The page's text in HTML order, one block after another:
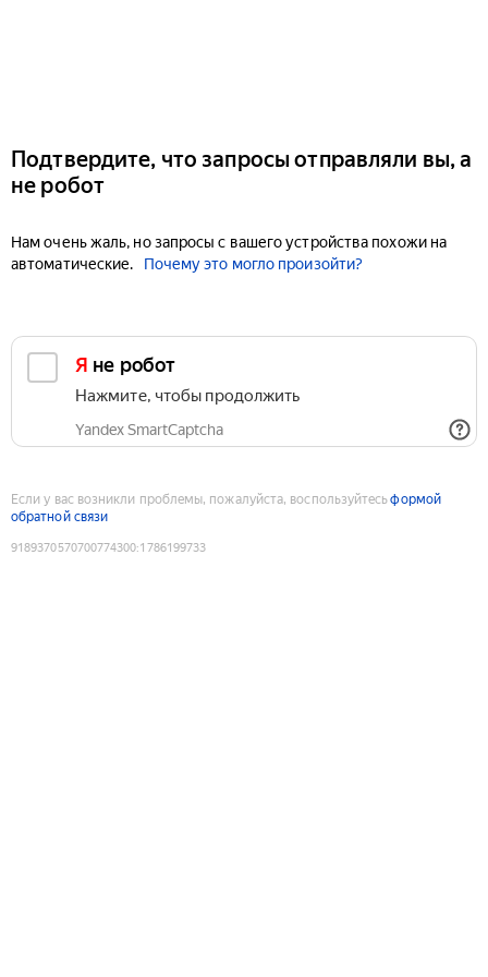
Подтвердите, что запросы отправляли вы, а
не робот
Нам очень жаль, но запросы с вашего устройства похожи на
автоматические.
Почему это могло произойти?
Я не робот
Нажмите, чтобы продолжить
Yandex SmartCaptcha
Если у вас возникли проблемы, пожалуйста, воспользуйтесьформой
обратной связи
9189370570700774300:1786199733